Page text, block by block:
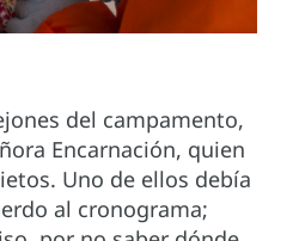
del campamento,
Encarnación, quien
Uno de ellos debía
al cronograma;